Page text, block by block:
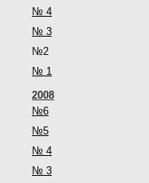
№ 4
№ 3
№2
№ 1
2008
№6
№5
№ 4
№ 3